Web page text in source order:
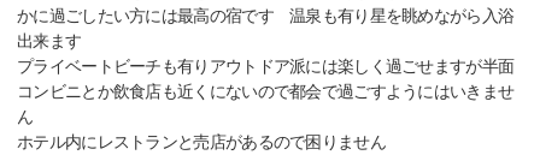
かに過ごしたい方には最高の宿です 温泉も有り星を眺めながら入浴
出来ます
プライベートビーチも有りアウトドア派には楽しく過ごせますが半面
コンビニとか飲食店も近くにないので都会で過ごすようにはいきませ
ん
ホテル内にレストランと売店があるので困りません